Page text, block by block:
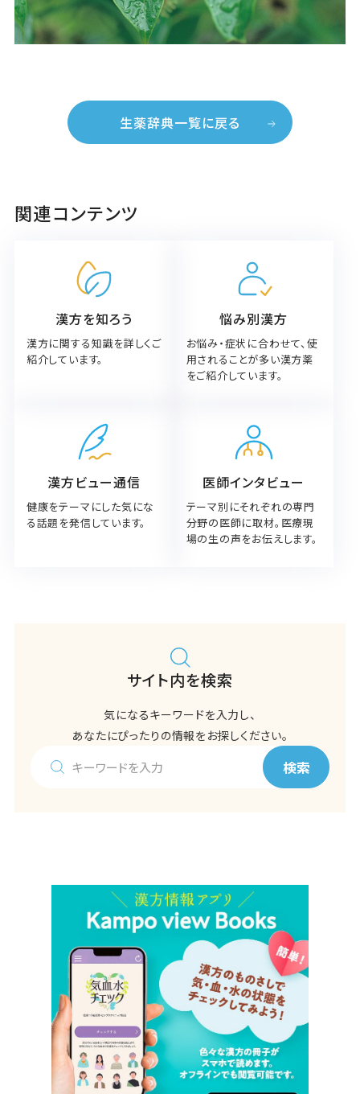
生薬辞典一覧に戻る
関連コンテンツ
漢方を知ろう
漢方に関する知識を詳しくご
紹介しています。
悩み別漢方
お悩み・症状に合わせて、使
用されることが多い漢方薬
をご紹介しています。
漢方ビュー通信
健康をテーマにした気にな
る話題を発信しています。
医師インタビュー
テーマ別にそれぞれの専門
分野の医師に取材。医療現
場の生の声をお伝えします。
サイト内を検索
気になるキーワードを入力し、
あなたにぴったりの情報をお探しください。
検索